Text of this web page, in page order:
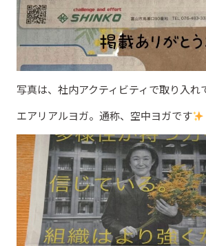
写真は、社内アクティビティで取り入れ
エアリアルヨガ。通称、空中ヨガです